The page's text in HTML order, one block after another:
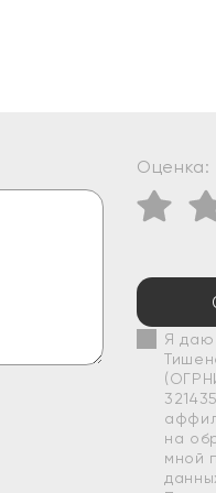
Оценка:
Я даю
на
мной